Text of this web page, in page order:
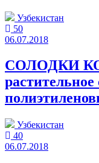
Узбекистан
50
06.07.2018
СОЛОДКИ
Узбекистан
40
06.07.2018